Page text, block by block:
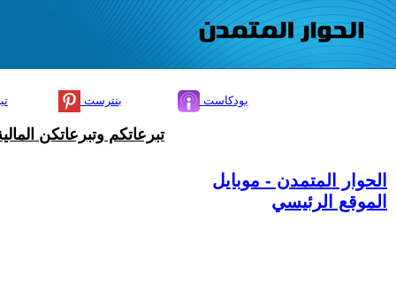
بنترست بودكاست
تبرعاتكم وتبرعاتكن
الحوار المتمدن - موبايل
الموقع الرئيسي